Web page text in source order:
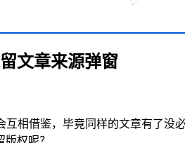
文章来源弹窗
相借鉴，毕竟同样的文章有了
权呢？